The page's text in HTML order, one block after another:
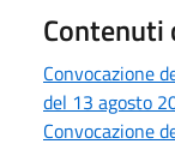
Convocazione
del 13 agosto
Convocazione